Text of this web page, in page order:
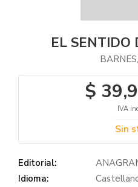
EL SENTIDO
$
IVA
Sin
Editorial:
Idioma: